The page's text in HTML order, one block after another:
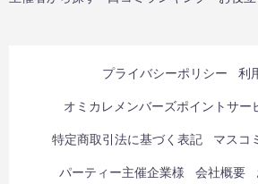
プライバシーポリシー 利
オミカレメンバーズポイントサー
特定商取引法に基づく表記 マスコ
パーティー主催企業様 会社概要